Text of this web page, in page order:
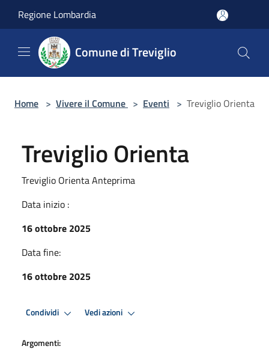
Regione Lombardia
Comune di Treviglio
Home > Vivere il Comune > Eventi > Treviglio Orienta
Treviglio Orienta
Treviglio Orienta Anteprima
Data inizio :
16 ottobre 2025
Data fine:
16 ottobre 2025
Condividi Vedi azioni
Argomenti: